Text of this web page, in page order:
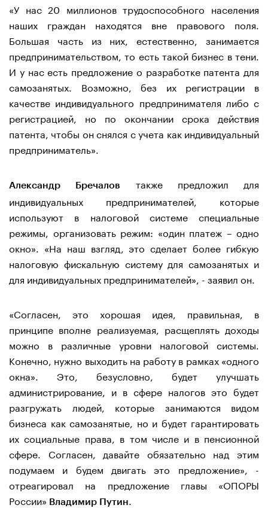
«У нас 20 миллионов трудоспособного населения
наших граждан находятся вне правового поля.
Большая часть из них, естественно, занимается
предпринимательством, то есть такой бизнес в тени.
И у нас есть предложение о разработке патента для
самозанятых. Возможно, без их регистрации в
качестве индивидуального предпринимателя либо с
регистрацией, но по окончании срока действия
патента, чтобы он снялся с учета как индивидуальный
предприниматель».
Александр Бречалов
также предложил для
индивидуальных предпринимателей, которые
используют в налоговой системе специальные
режимы, организовать режим: «один платеж – одно
окно». «На наш взгляд, это сделает более гибкую
налоговую фискальную систему для самозанятых и
для индивидуальных предпринимателей», - заявил он.
«Согласен, это хорошая идея, правильная, в
принципе вполне реализуемая, расщеплять доходы
можно в различные уровни налоговой системы.
Конечно, нужно выходить на работу в рамках «одного
окна». Это, безусловно, будет улучшать
администрирование, и в сфере налогов это будет
разгружать людей, которые занимаются видом
бизнеса как самозанятые, но и будет гарантировать
их социальные права, в том числе и в пенсионной
сфере. Согласен, давайте обязательно над этим
подумаем и будем двигать это предложение», -
отреагировал на предложение главы «ОПОРЫ
России» Владимир Путин